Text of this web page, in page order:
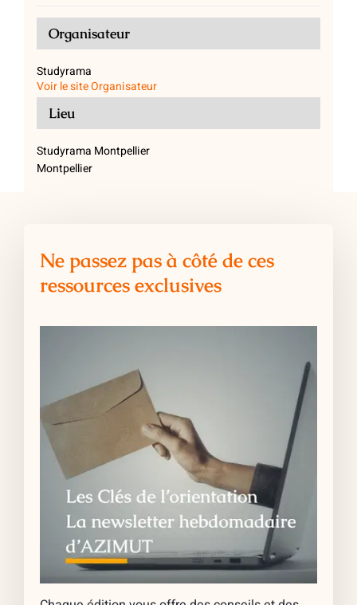
Lieu
Studyrama Montpellier
Montpellier
Organisateur
Studyrama
Voir le site Organisateur
Ne passez pas à côté de ces
ressources exclusives